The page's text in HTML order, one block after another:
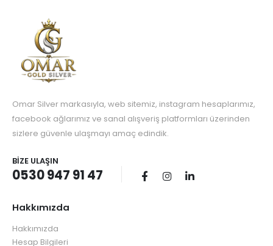
Omar Silver markasıyla, web sitemiz, instagram hesaplarımız,
facebook ağlarımız ve sanal alışveriş platformları üzerinden
sizlere güvenle ulaşmayı amaç edindik.
BIZE ULAŞIN
0530 947 91 47
Hakkımızda
Hakkımızda
Hesap Bilgileri